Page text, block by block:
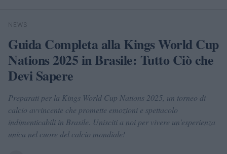
Cerca
NEWS
Guida Completa alla Kings World Cup
Nations 2025 in Brasile: Tutto Ciò che
Devi Sapere
Preparati per la Kings World Cup Nations 2025, un torneo di
calcio avvincente che promette emozioni e spettacolo
indimenticabili in Brasile. Unisciti a noi per vivere un'esperienza
unica nel cuore del calcio mondiale!